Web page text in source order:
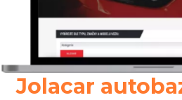
Jolacar